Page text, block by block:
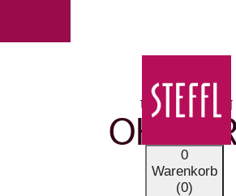
0
Warenkorb
(0)
UNSERE MARKEN
OH